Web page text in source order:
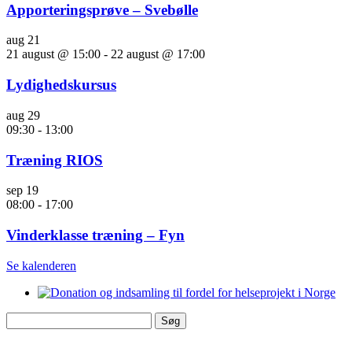
Apporteringsprøve – Svebølle
aug 21
21 august @ 15:00 - 22 august @ 17:00
Lydighedskursus
aug 29
09:30 - 13:00
Træning RIOS
sep 19
08:00 - 17:00
Vinderklasse træning – Fyn
Se kalenderen
efter: